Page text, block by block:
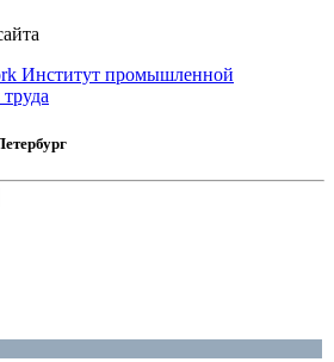
Институт промышленной